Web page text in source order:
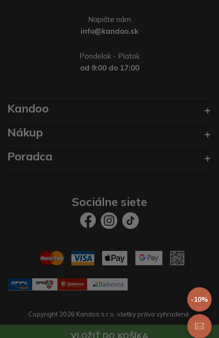
-10%
Napište nám
info@kandoo.sk
Pondelok - Piatok
od 9:00 do 17:00
Kandoo
Nákup
Poradca
Sociálne siete
Copyright 2026 Kandoo s.r.o. všetky práva vyhradené.
prestaservis. eshopy na mieru